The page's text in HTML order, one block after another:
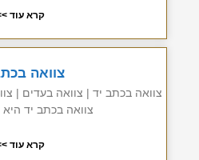
קרא עוד
צוואה
צוואה בכתב יד | צוואה בעדים |
צוואה בכתב יד
קרא עוד